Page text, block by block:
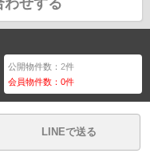
わせする
公開物件数：2件
会員物件数：0件
LINEで送る